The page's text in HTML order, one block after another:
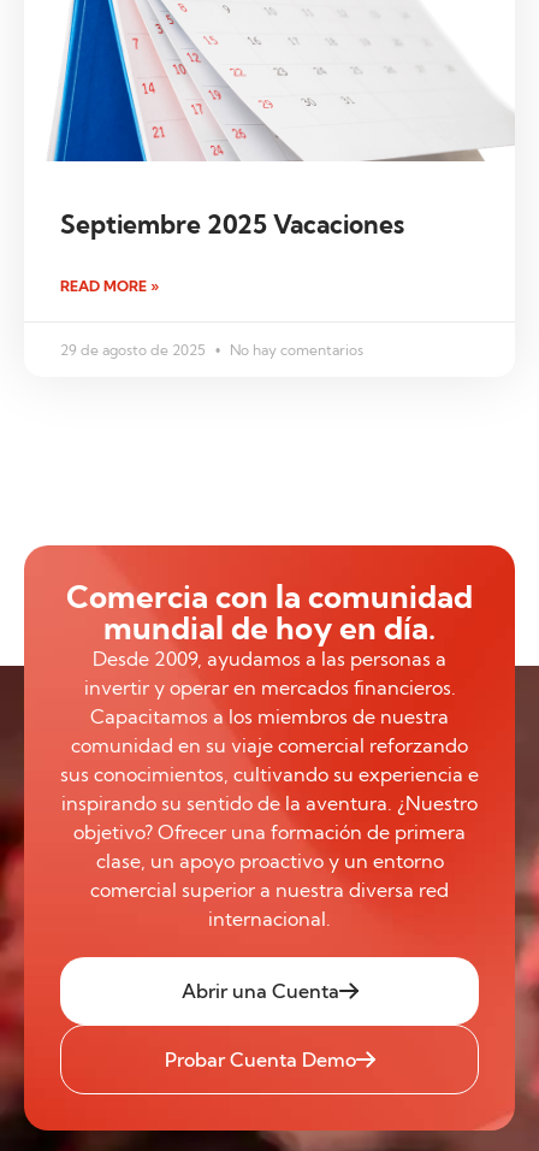
Septiembre 2025 Vacaciones
READ MORE »
29 de agosto de 2025 No hay comentarios
Comercia con la comunidad
mundial de hoy en día.
Desde 2009, ayudamos a las personas a
invertir y operar en mercados financieros.
Capacitamos a los miembros de nuestra
comunidad en su viaje comercial reforzando
sus conocimientos, cultivando su experiencia e
inspirando su sentido de la aventura. ¿Nuestro
objetivo? Ofrecer una formación de primera
clase, un apoyo proactivo y un entorno
comercial superior a nuestra diversa red
internacional.
Abrir una Cuenta
Probar Cuenta Demo